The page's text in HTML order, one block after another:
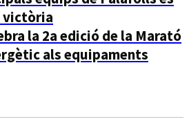
victòria
la 2a edició de la Marató
als equipaments